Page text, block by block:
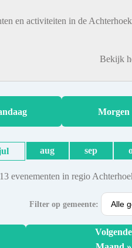
en activiteiten in de
Bekijk
Morgen
aug sep
evenementen in regio
Filter op gemeente:
Volgende